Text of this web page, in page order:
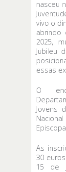
nasceu
vivo o
abrindo
2025,
Jubileu
essas
O
Jovens
As
30
15 de